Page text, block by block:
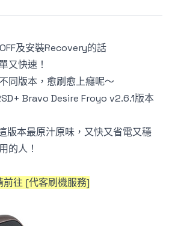
及安裝Recovery的話
又快速！
同版本，愈刷愈上癮呢～
Bravo Desire Froyo v2.6.1版本
版本最原汁原味，又快又省電又穩
的人！
前往 [代客刷機服務]